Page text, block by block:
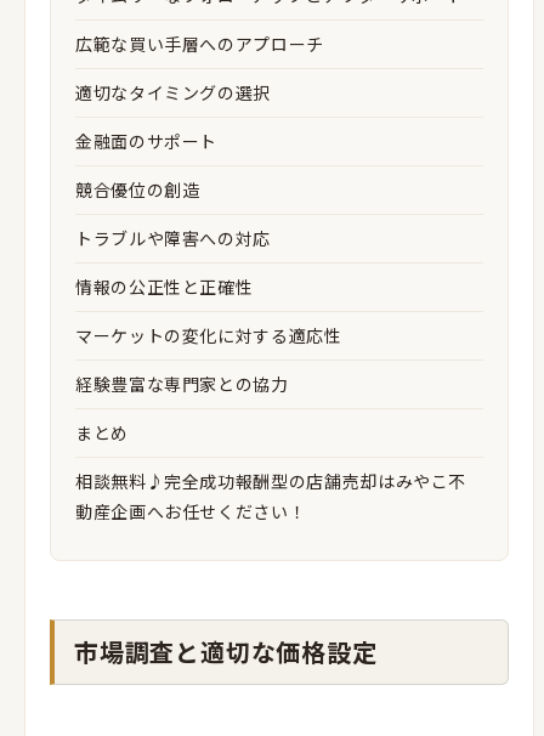
広範な買い手層へのアプローチ
適切なタイミングの選択
金融面のサポート
競合優位の創造
トラブルや障害への対応
情報の公正性と正確性
マーケットの変化に対する適応性
経験豊富な専門家との協力
まとめ
相談無料♪完全成功報酬型の店舗売却はみやこ不
動産企画へお任せください！
市場調査と適切な価格設定